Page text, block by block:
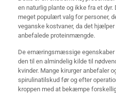
en naturlig plante og ikke fra et
meget populært valg for personer,
veganske kostvaner, da det
anbefalede proteinmængde.
De ernæringsmæssige egenskaber
den til en almindelig kilde til
kvinder. Mange kirurger anbefaler
spirulinatilskud før og efter
kroppen med at bekæmpe